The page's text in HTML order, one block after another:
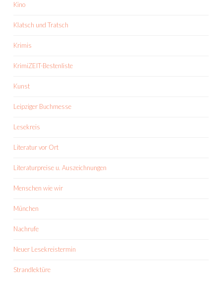
Kino
Klatsch und Tratsch
Krimis
KrimiZEIT-Bestenliste
Kunst
Leipziger Buchmesse
Lesekreis
Literatur vor Ort
Literaturpreise u. Auszeichnungen
Menschen wie wir
München
Nachrufe
Neuer Lesekreistermin
Strandlektüre